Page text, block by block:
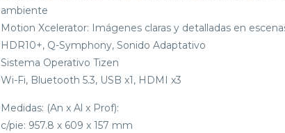
ambiente
Motion Xcelerator: Imágenes claras y detalladas en
HDR10+, Q-Symphony, Sonido Adaptativo
Sistema Operativo Tizen
Wi-Fi, Bluetooth 5.3, USB x1, HDMI x3
Medidas: (An x Al x Prof):
c/pie: 957.8 x 609 x 157 mm